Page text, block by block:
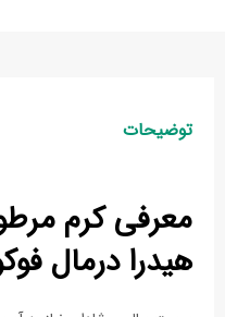
توضیحات
معرفی کرم
هیدرا درمال